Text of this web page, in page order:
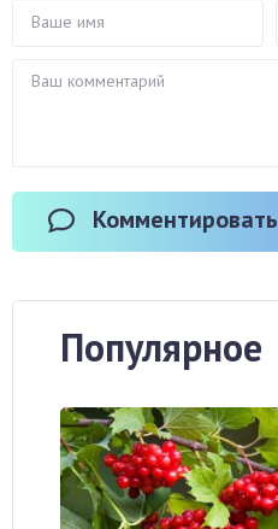
Комментировать
Популярное